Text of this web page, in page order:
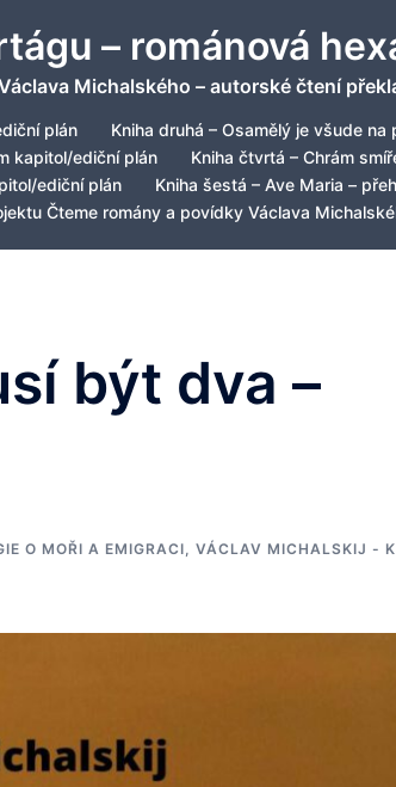
– románová
Michalského – autorské čtení
plán
Kniha druhá – Osamělý je všude
kapitol/ediční plán
Kniha čtvrtá – Chrám
ediční plán
Kniha šestá – Ave Maria –
Čteme romány a povídky Václava
být dva –
O MOŘI A EMIGRACI, VÁCLAV MICHALSKIJ - K